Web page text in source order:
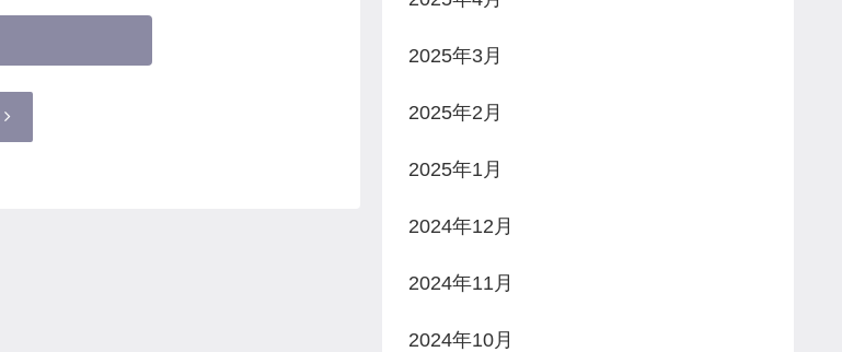
次
2025年3月
2025年2月
2025年1月
2024年12月
2024年11月
2024年10月